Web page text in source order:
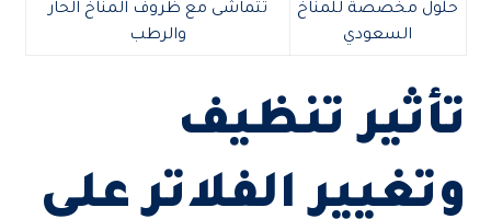
حلول مخصصة للمناخ
السعودي
تتماشى مع ظروف المناخ الحار
والرطب
تأثير تنظيف
وتغيير الفلاتر على